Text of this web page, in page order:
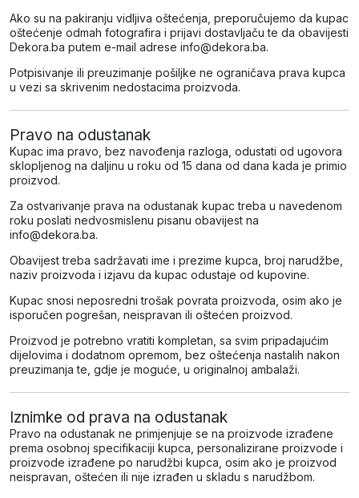
Ako su na pakiranju vidljiva oštećenja, preporučujemo da kupac
oštećenje odmah fotografira i prijavi dostavljaču te da obavijesti
Dekora.ba putem e-mail adrese info@dekora.ba.
Potpisivanje ili preuzimanje pošiljke ne ograničava prava kupca
u vezi sa skrivenim nedostacima proizvoda.
Pravo na odustanak
Kupac ima pravo, bez navođenja razloga, odustati od ugovora
sklopljenog na daljinu u roku od 15 dana od dana kada je primio
proizvod.
Za ostvarivanje prava na odustanak kupac treba u navedenom
roku poslati nedvosmislenu pisanu obavijest na
info@dekora.ba.
Obavijest treba sadržavati ime i prezime kupca, broj narudžbe,
naziv proizvoda i izjavu da kupac odustaje od kupovine.
Kupac snosi neposredni trošak povrata proizvoda, osim ako je
isporučen pogrešan, neispravan ili oštećen proizvod.
Proizvod je potrebno vratiti kompletan, sa svim pripadajućim
dijelovima i dodatnom opremom, bez oštećenja nastalih nakon
preuzimanja te, gdje je moguće, u originalnoj ambalaži.
Iznimke od prava na odustanak
Pravo na odustanak ne primjenjuje se na proizvode izrađene
prema osobnoj specifikaciji kupca, personalizirane proizvode i
proizvode izrađene po narudžbi kupca, osim ako je proizvod
neispravan, oštećen ili nije izrađen u skladu s narudžbom.